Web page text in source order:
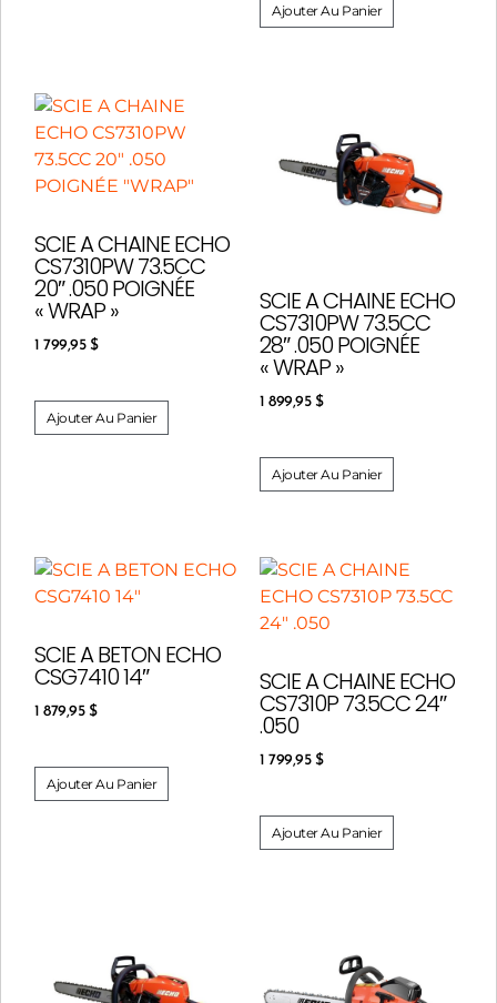
Ajouter Au Panier
SCIE A CHAINE ECHO
CS7310PW 73.5CC
20″ .050 POIGNÉE
« WRAP »
1 799,95 $
Ajouter Au Panier
SCIE A CHAINE ECHO
CS7310PW 73.5CC
28″ .050 POIGNÉE
« WRAP »
1 899,95 $
Ajouter Au Panier
SCIE A BETON ECHO
CSG7410 14″
1 879,95 $
Ajouter Au Panier
SCIE A CHAINE ECHO
CS7310P 73.5CC 24″
.050
1 799,95 $
Ajouter Au Panier